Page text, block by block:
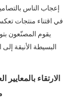
إعجاب الناس
في اقتناء منتجات
يقوم المصنّعون
البسيطة الأنيقة
الارتقاء